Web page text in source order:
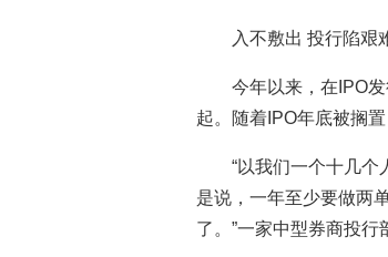
入不敷出 投行陷艰
今年以来，在IPO
起。随着IPO年底被搁置
“以我们一个十几
是说，一年至少要做两
了。”一家中型券商投行